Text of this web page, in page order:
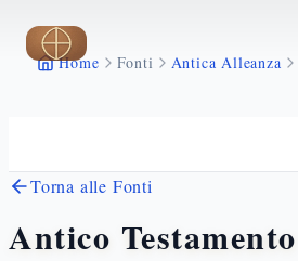
Vai al contenuto principale
Home Fonti Antica Alleanza
Torna alle Fonti
Antico Testamento